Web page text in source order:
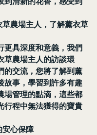
農場主人，了解薰衣草
更具深度和意義，我們
草農場主人的訪談環
的交流，您將了解到薰
故事，學習到許多有趣
場管理的點滴，這些都
行程中無法獲得的寶貴
心保障